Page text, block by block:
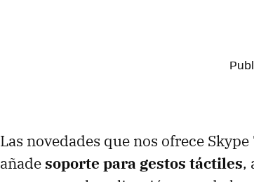
Las novedades que nos ofrece
añadesoporte para gestos táctiles,